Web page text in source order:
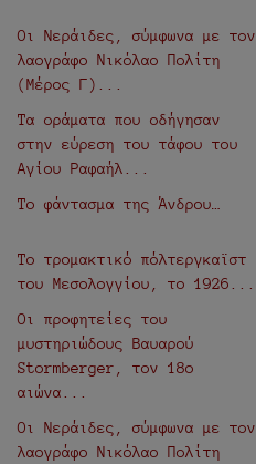
Οι Νεράιδες, σύμφωνα με τον
λαογράφο Νικόλαο Πολίτη
(Μέρος Γ)...
Τα οράματα που οδήγησαν
στην εύρεση του τάφου του
Αγίου Ραφαήλ...
Το φάντασμα της Άνδρου…
Το τρομακτικό πόλτεργκαϊστ
του Μεσολογγίου, το 1926...
Οι προφητείες του
μυστηριώδους Βαυαρού
Stormberger, τον 18ο
αιώνα...
Οι Νεράιδες, σύμφωνα με τον
λαογράφο Νικόλαο Πολίτη